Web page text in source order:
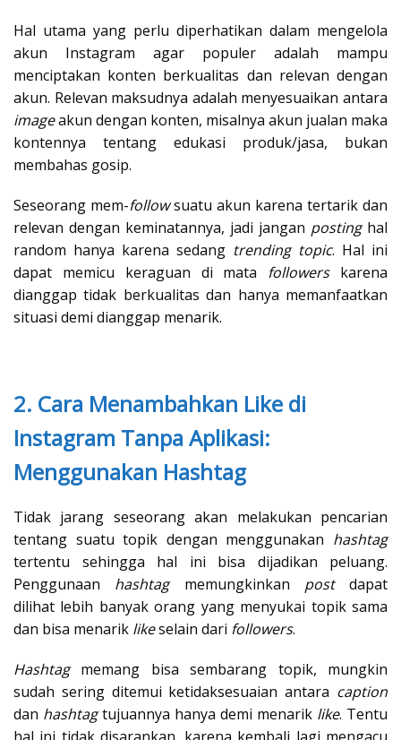
Hal utama yang perlu diperhatikan dalam mengelola
akun Instagram agar populer adalah mampu
menciptakan konten berkualitas dan relevan dengan
akun. Relevan maksudnya adalah menyesuaikan antara
imageakun dengan konten, misalnya akun jualan maka
kontennya tentang edukasi produk/jasa, bukan
membahas gosip.
Seseorang mem-followsuatu akun karena tertarik dan
relevan dengan keminatannya, jadi jangan postinghal
random hanya karena sedang trending topic. Hal ini
dapat memicu keraguan di mata followers karena
dianggap tidak berkualitas dan hanya memanfaatkan
situasi demi dianggap menarik.
2. Cara Menambahkan Like di
Instagram Tanpa Aplikasi:
Menggunakan Hashtag
Tidak jarang seseorang akan melakukan pencarian
tentang suatu topik dengan menggunakan hashtag
tertentu sehingga hal ini bisa dijadikan peluang.
Penggunaan hashtagmemungkinkan postdapat
dilihat lebih banyak orang yang menyukai topik sama
dan bisa menarik likeselain dari followers.
Hashtagmemang bisa sembarang topik, mungkin
sudah sering ditemui ketidaksesuaian antara caption
dan hashtagtujuannya hanya demi menarik like. Tentu